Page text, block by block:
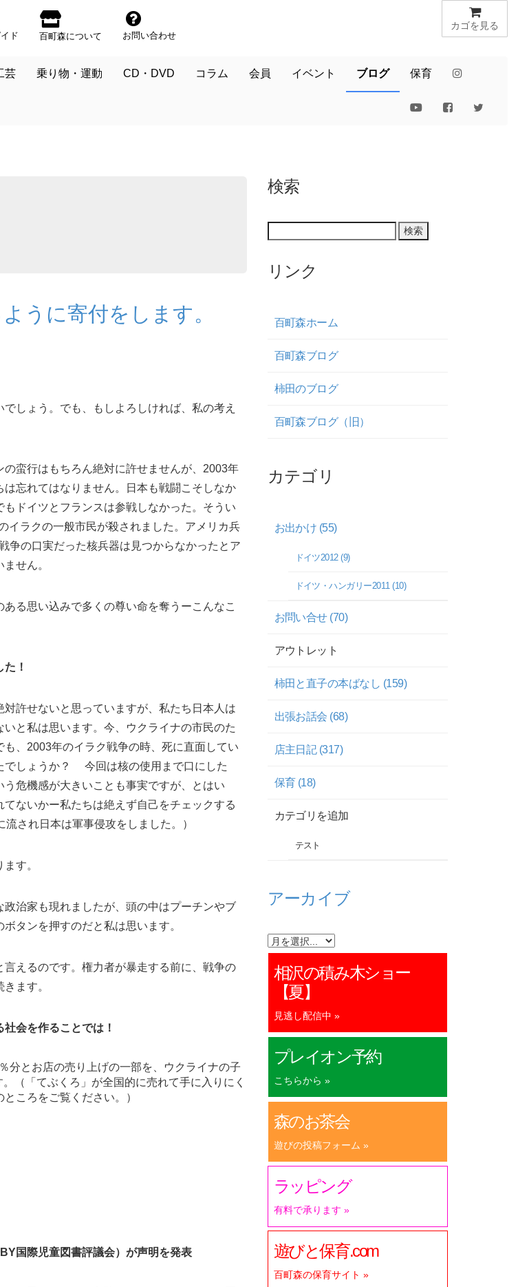
カゴを見る
ド 百町森について お問い合わせ
芸 乗り物・運動 CD・DVD コラム 会員 イベント ブログ 保育
うに寄付をします。
しょう。でも、もしよろしければ、私の考え
蛮行はもちろん絶対に許せませんが、2003年
忘れてはなりません。日本も戦闘こそしなか
ドイツとフランスは参戦しなかった。そうい
イラクの一般市民が殺されました。アメリカ兵
争の口実だった核兵器は見つからなかったとア
せん。
る思い込みで多くの尊い命を奪うーこんなこ
た！
許せないと思っていますが、私たち日本人は
と私は思います。今、ウクライナの市民のた
、2003年のイラク戦争の時、死に直面してい
でしょうか？ 今回は核の使用まで口にした
危機感が大きいことも事実ですが、とはい
ないかー私たちは絶えず自己をチェックする
され日本は軍事侵攻をしました。）
す。
治家も現れましたが、頭の中はプーチンやブ
タンを押すのだと私は思います。
えるのです。権力者が暴走する前に、戦争の
れない日々が続きます。
会を作ることでは！
分とお店の売り上げの一部を、ウクライナの子
（「てぶくろ」が全国的に売れて手に入りにく
ころをご覧ください。）
国際児童図書評議会）が声明を発表
検索
リンク
百町森ホーム
百町森ブログ
柿田のブログ
百町森ブログ（旧）
カテゴリ
お出かけ (55)
ドイツ2012 (9)
ドイツ・ハンガリー2011 (10)
お問い合せ (70)
アウトレット
柿田と直子の本ばなし (159)
出張お話会 (68)
店主日記 (317)
保育 (18)
カテゴリを追加
テスト
アーカイブ
相沢の積み木ショー
【夏】
見逃し配信中 »
プレイオン予約
こちらから »
森のお茶会
遊びの投稿フォーム »
ラッピング
有料で承ります »
遊びと保育.com
百町森の保育サイト »